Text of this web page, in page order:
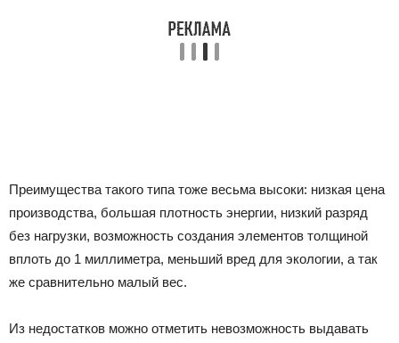
Преимущества такого типа тоже весьма высоки: низкая цена
производства, большая плотность энергии, низкий разряд
без нагрузки, возможность создания элементов толщиной
вплоть до 1 миллиметра, меньший вред для экологии, а так
же сравнительно малый вес.
Из недостатков можно отметить невозможность выдавать